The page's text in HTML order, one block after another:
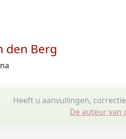
den Berg
Heeft u aanvullingen,
De auteur van